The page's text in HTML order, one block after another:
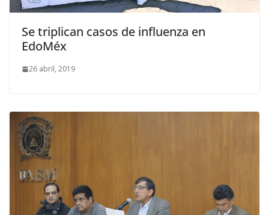
Se triplican casos de influenza en
EdoMéx
26 abril, 2019